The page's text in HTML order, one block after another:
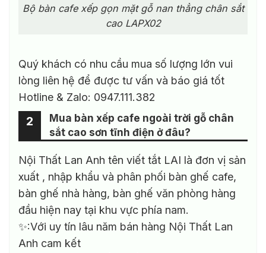
Bộ bàn cafe xếp gọn mặt gỗ nan thẳng chân sắt
cao LAPX02
Quý khách có nhu cầu mua số lượng lớn vui
lòng liên hệ để được tư vấn và báo giá tốt
Hotline & Zalo: 0947.111.382
Mua bàn xếp cafe ngoài trời gỗ chân
sắt cao sơn tĩnh điện ở đâu?
2
Nội Thất Lan Anh tên viết tắt LAI là đơn vị sản
xuất , nhập khẩu và phân phối bàn ghế cafe,
bàn ghế nhà hàng, bàn ghế văn phòng hàng
đầu hiện nay tại khu vực phía nam.
✨:Với uy tín lâu năm bán hàng Nội Thất Lan
Anh cam kết